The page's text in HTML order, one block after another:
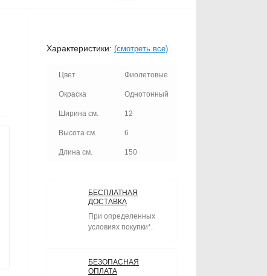
Характеристики: (смотреть все)
Цвет Фиолетовые
Окраска Однотонный
Ширина см. 12
Высота см. 6
Длина см. 150
БЕСПЛАТНАЯ
ДОСТАВКА
При определенных
условиях покупки*.
БЕЗОПАСНАЯ
ОПЛАТА